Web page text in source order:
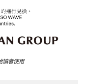
讀者使用